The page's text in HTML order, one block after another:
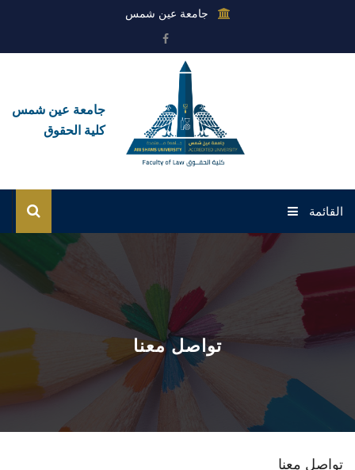
جامعة عين شمس
جامعة عين شمس
كلية الحقوق
القائمة
عن الكلية
القطاعات
الاقسام
المراكز والوحدات
تواصل معنا
تواصل معنا